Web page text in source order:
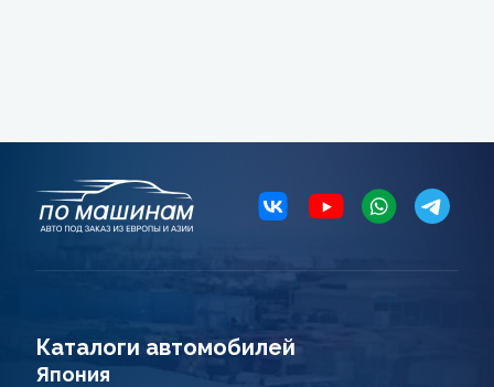
Каталоги автомобилей
Япония